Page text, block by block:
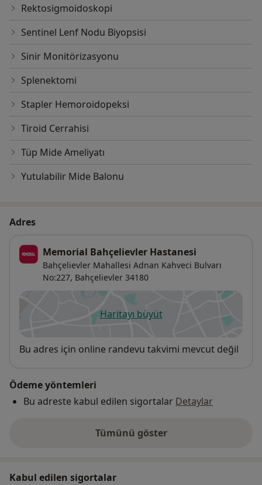
Rektosigmoidoskopi
Sentinel Lenf Nodu Biyopsisi
Sinir Monitörizasyonu
Splenektomi
Stapler Hemoroidopeksi
Tiroid Cerrahisi
Tüp Mide Ameliyatı
Yutulabilir Mide Balonu
Adres
Memorial Bahçelievler Hastanesi
Bahçelievler Mahallesi Adnan Kahveci Bulvarı
No:227, Bahçelievler 34180
Haritayı büyütyeni bir sekmede açılır
Uygunluk
Bu adres için online randevu takvimi mevcut değil
Ödeme yöntemleri
Bu adreste kabul edilen sigortalar Detaylar
Tümünü göster
adres hakkında
Kabul edilen sigortalar